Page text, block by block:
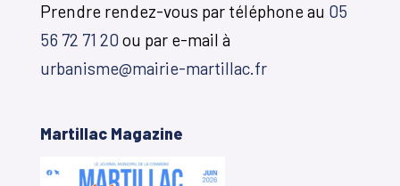
Prendre rendez-vous par téléphone au 05
56 72 71 20 ou par e-mail à
urbanisme@mairie-martillac.fr
Martillac Magazine